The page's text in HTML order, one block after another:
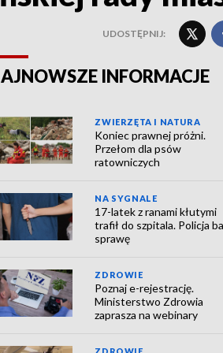
UDOSTĘPNIJ:
INFORMACJE
ZWIERZĘTA I NATURA
Koniec prawnej próżni.
Przełom dla psów
ratowniczych
NA SYGNALE
17-latek z ranami kłutymi
trafił do szpitala. Policja
sprawę
ZDROWIE
Poznaj e-rejestrację.
Ministerstwo Zdrowia
zaprasza na webinary